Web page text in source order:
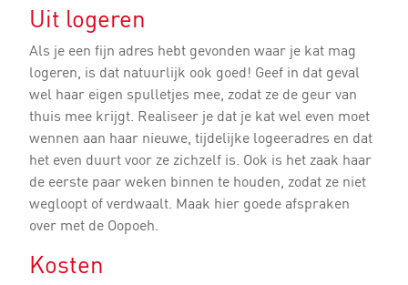
Uit logeren
Als je een fijn adres hebt gevonden waar je kat mag
logeren, is dat natuurlijk ook goed! Geef in dat geval
wel haar eigen spulletjes mee, zodat ze de geur van
thuis mee krijgt. Realiseer je dat je kat wel even moet
wennen aan haar nieuwe, tijdelijke logeeradres en dat
het even duurt voor ze zichzelf is. Ook is het zaak haar
de eerste paar weken binnen te houden, zodat ze niet
wegloopt of verdwaalt. Maak hier goede afspraken
over met de Oopoeh.
Kosten